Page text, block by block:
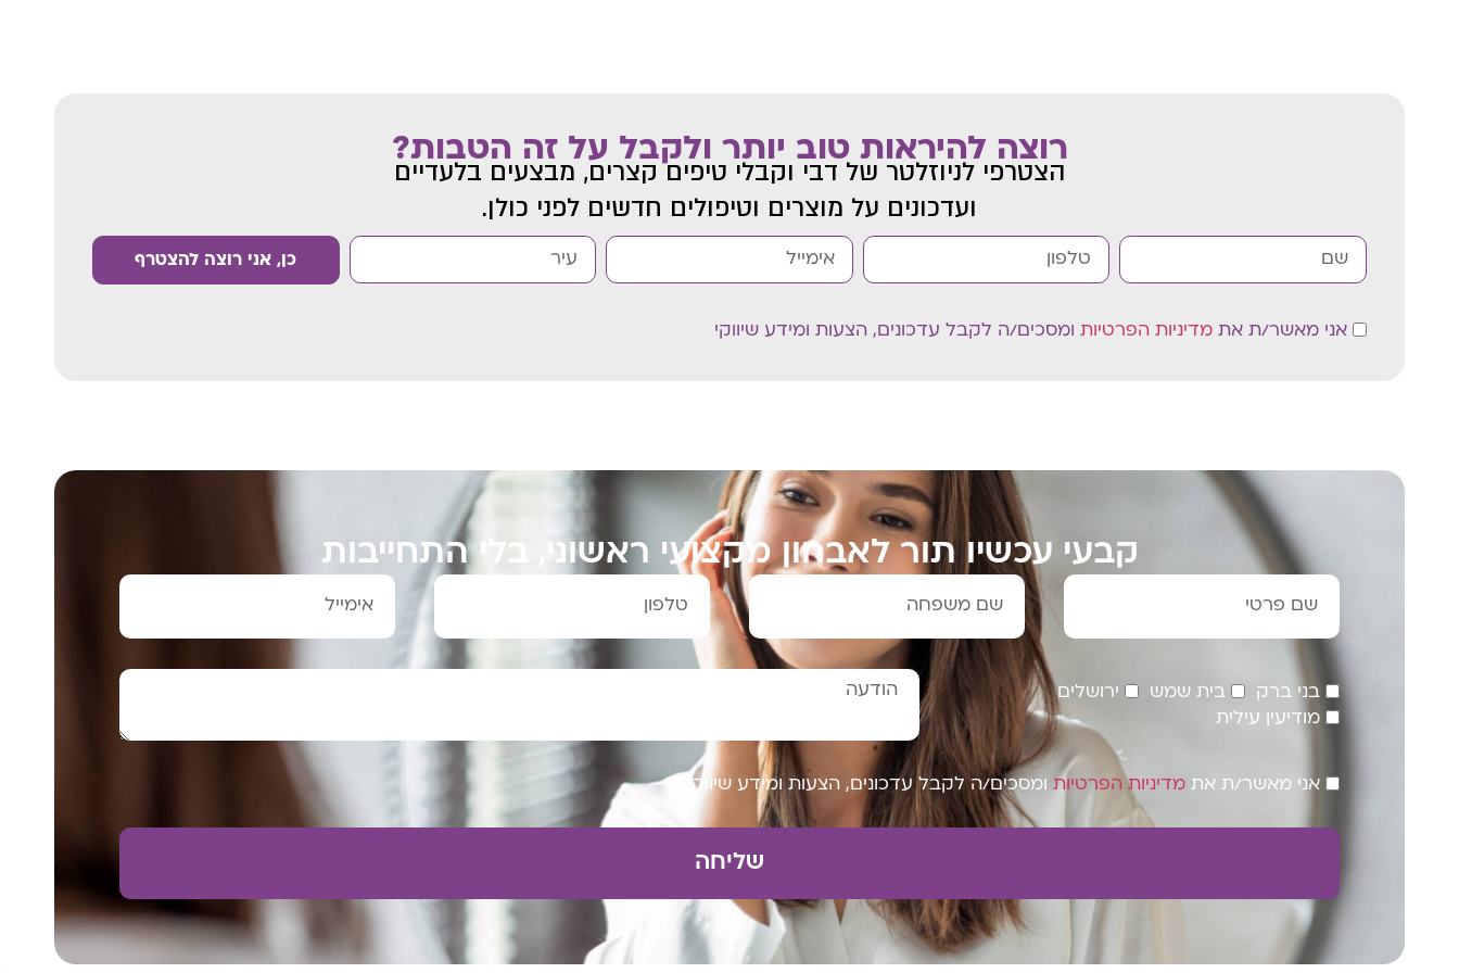
רוצה להיראות טוב יותר ולקבל על זה הטבות?
הצטרפי לניוזלטר של דבי וקבלי טיפים קצרים, מבצעים בלעדיים
ועדכונים על מוצרים וטיפולים חדשים לפני כולן.
אני מאשר/ת את מדיניות הפרטיות ומסכים/ה לקבל עדכונים, הצעות ומידע שיווקי
כן, אני רוצה להצטרף
קבעי עכשיו תור לאבחון מקצועי ראשוני, בלי התחייבות
בני ברק בית שמש
ירושלים
מודיעין עילית
אני מאשר/ת את מדיניות הפרטיות ומסכים/ה לקבל עדכונים, הצעות ומידע שיווקי
שליחה